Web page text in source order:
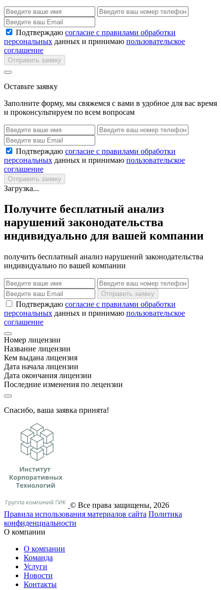
Подтверждаю согласие с правилами обработки
персональных данных и принимаю пользовательское
соглашение
Отправить заявку
Оставьте заявку
Заполните форму, мы свяжемся с вами в удобное для вас время
и проконсультируем по всем вопросам
Подтверждаю согласие с правилами обработки
персональных данных и принимаю пользовательское
соглашение
Отправить заявку
Загрузка...
Получите бесплатный анализ
нарушений законодательства
индивидуально для вашей компании
получить бесплатный анализ нарушений законодательства
индивидуально по вашей компании
Отправить заявку
Подтверждаю согласие с правилами обработки
персональных данных и принимаю пользовательское
соглашение
Номер лицензии
Название лицензии
Кем выдана лицензия
Дата начала лицензии
Дата окончания лицензии
Последние изменения по лецензии
Спасибо, ваша заявка принята!
© Все права защищены, 2026
Правила использования материалов сайта Политика
конфиденциальности
О компании
О компании
Команда
Услуги
Новости
Контакты